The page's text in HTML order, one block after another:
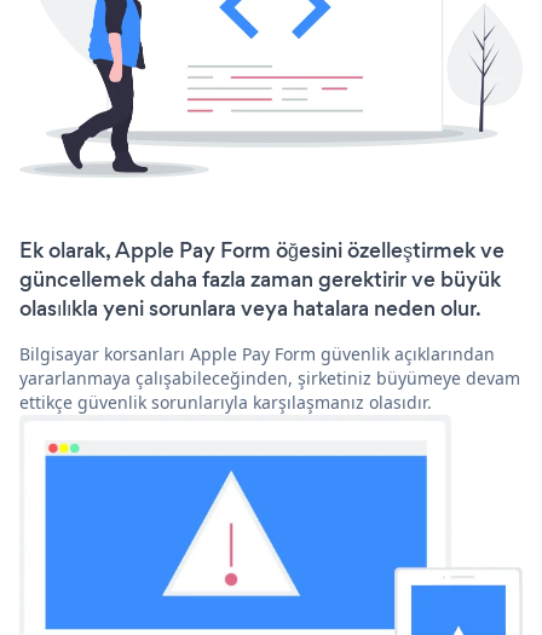
Ek olarak, Apple Pay Form öğesini özelleştirmek ve
güncellemek daha fazla zaman gerektirir ve büyük
olasılıkla yeni sorunlara veya hatalara neden olur.
Bilgisayar korsanları Apple Pay Form güvenlik açıklarından
yararlanmaya çalışabileceğinden, şirketiniz büyümeye devam
ettikçe güvenlik sorunlarıyla karşılaşmanız olasıdır.